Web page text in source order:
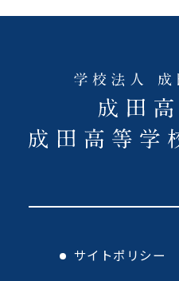
サイトポリシー